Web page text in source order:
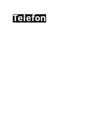
Telefon